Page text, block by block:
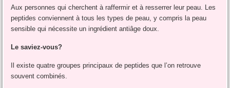
Aux personnes qui cherchent à raffermir et à resserrer leur peau. Les
peptides conviennent à tous les types de peau, y compris la peau
sensible qui nécessite un ingrédient antiâge doux.
Le saviez-vous?
Il existe quatre groupes principaux de peptides que l’on retrouve
souvent combinés.